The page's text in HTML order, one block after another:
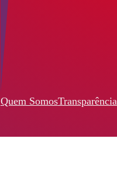
Quem SomosTransparência